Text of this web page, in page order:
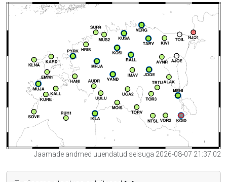
Jaamade andmed uuendatud seisuga 2026-08-07 21:37:02